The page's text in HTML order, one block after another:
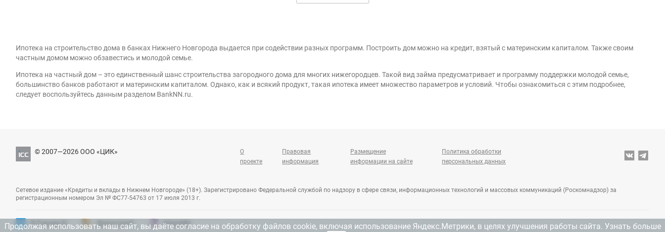
Продолжая использовать наш сайт, вы даёте согласие на обработку файлов cookie, включая использование Яндекс.Метрики, в целях улучшения работы сайта. Узнать больше
Ипотека на строительство дома в банках Нижнего Новгорода выдается при содействии разных программ. Построить дом можно на кредит, взятый с материнским капиталом. Также своим
частным домом можно обзавестись и молодой семье.
Ипотека на частный дом – это единственный шанс строительства загородного дома для многих нижегородцев. Такой вид займа предусматривает и программу поддержки молодой семье,
большинство банков работают и материнским капиталом. Однако, как и всякий продукт, такая ипотека имеет множество параметров и условий. Чтобы ознакомиться с этим подробнее,
следует воспользуйтесь данным разделом BankNN.ru.
© 2007—2026 ООО «ЦИК»
О
проекте
Правовая
информация
Размещение
информации на сайте
Политика обработки
персональных данных
Сетевое издание «Кредиты и вклады в Нижнем Новгороде» (18+). Зарегистрировано Федеральной службой по надзору в сфере связи, информационных технологий и массовых коммуникаций (Роскомнадзор) за
регистрационным номером Эл № ФС77-54763 от 17 июля 2013 г.
В Городе N Домострой GiperNN